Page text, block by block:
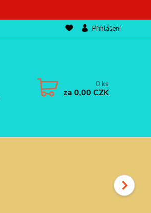
Přihlášení
0 ks
za 0,00 CZK